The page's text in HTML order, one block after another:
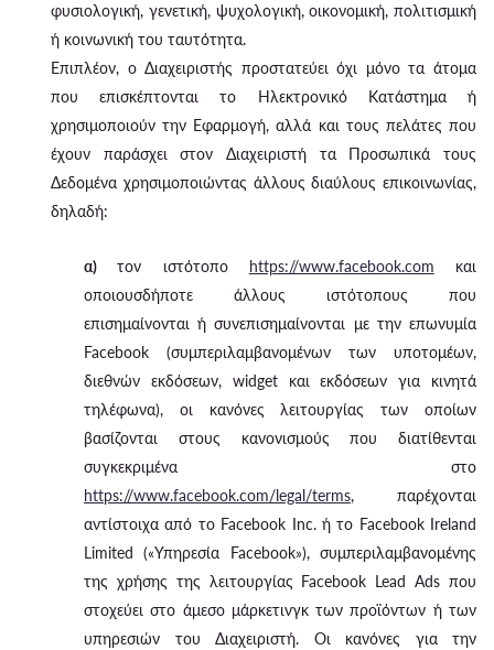
φυσιολογική, γενετική, ψυχολογική, οικονομική, πολιτισμική
ή κοινωνική του ταυτότητα.
Επιπλέον, ο Διαχειριστής προστατεύει όχι μόνο τα άτομα
που επισκέπτονται το Ηλεκτρονικό Κατάστημα ή
χρησιμοποιούν την Εφαρμογή, αλλά και τους πελάτες που
έχουν παράσχει στον Διαχειριστή τα Προσωπικά τους
Δεδομένα χρησιμοποιώντας άλλους διαύλους επικοινωνίας,
δηλαδή:
α)τον ιστότοπο https://www.facebook.com και
οποιουσδήποτε άλλους ιστότοπους που
επισημαίνονται ή συνεπισημαίνονται με την επωνυμία
Facebook (συμπεριλαμβανομένων των υποτομέων,
διεθνών εκδόσεων, widget και εκδόσεων για κινητά
τηλέφωνα), οι κανόνες λειτουργίας των οποίων
βασίζονται στους κανονισμούς που διατίθενται
συγκεκριμένα στο
https://www.facebook.com/legal/terms, παρέχονται
αντίστοιχα από το Facebook Inc. ή το Facebook Ireland
Limited («Υπηρεσία Facebook»), συμπεριλαμβανομένης
της χρήσης της λειτουργίας Facebook Lead Ads που
στοχεύει στο άμεσο μάρκετινγκ των προϊόντων ή των
υπηρεσιών του Διαχειριστή. Οι κανόνες για την